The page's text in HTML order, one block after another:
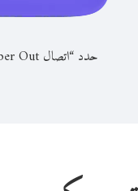
حدد “اتصال Viber Out” من عنوان المحادثة